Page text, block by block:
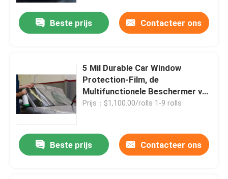
Beste prijs Contacteer ons
5 Mil Durable Car Window
Protection-Film, de
Multifunctionele Beschermer van
de Windschermzon
Prijs：$1,100.00/rolls 1-9 rolls
Beste prijs Contacteer ons